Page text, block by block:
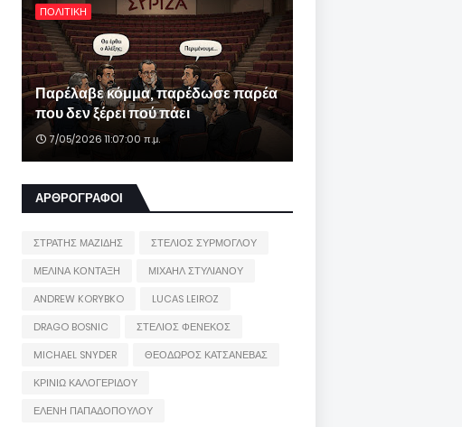
ΠΟΛΙΤΙΚΗ
Παρέλαβε κόμμα, παρέδωσε παρέα
που δεν ξέρει πού πάει
7/05/2026 11:07:00 π.μ.
ΑΡΘΡΟΓΡΑΦΟΙ
ΣΤΡΑΤΗΣ ΜΑΖΙΔΗΣ
ΣΤΕΛΙΟΣ ΣΥΡΜΟΓΛΟΥ
ΜΕΛΙΝΑ ΚΟΝΤΑΞΗ
ΜΙΧΑΗΛ ΣΤΥΛΙΑΝΟΥ
ANDREW KORYBKO
LUCAS LEIROZ
DRAGO BOSNIC
ΣΤΕΛΙΟΣ ΦΕΝΕΚΟΣ
MICHAEL SNYDER
ΘΕΟΔΩΡΟΣ ΚΑΤΣΑΝΕΒΑΣ
ΚΡΙΝΙΩ ΚΑΛΟΓΕΡΙΔΟΥ
ΕΛΕΝΗ ΠΑΠΑΔΟΠΟΥΛΟΥ